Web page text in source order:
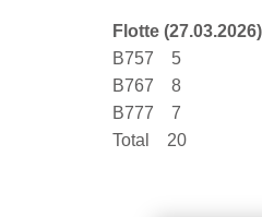
Flotte (27.03.2026)
B757 5
B767 8
B777 7
Total 20